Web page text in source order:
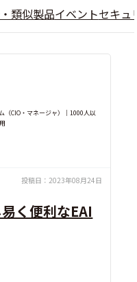
類似製品イベントセキュ
（CIO・マネージャ）｜1000人以
投稿日： 2023年08月24日
く便利なEAI